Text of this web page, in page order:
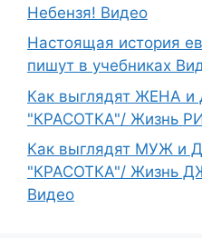
Небензя! Видео
Настоящая история
пишут в учебниках
Как выглядят ЖЕНА
"КРАСОТКА"/ Жизнь
Как выглядят МУЖ и
"КРАСОТКА"/ Жизнь
Видео